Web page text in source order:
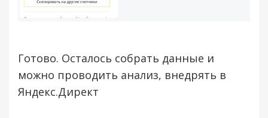
Готово. Осталось собрать данные и
можно проводить анализ, внедрять в
Яндекс.Директ